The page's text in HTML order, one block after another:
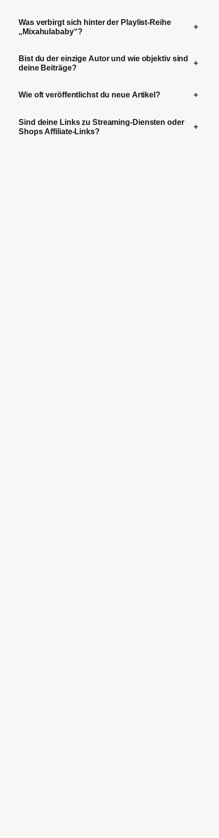
Was verbirgt sich hinter der Playlist-Reihe
„Mixahulababy“?
+
Bist du der einzige Autor und wie objektiv sind
deine Beiträge?
+
Wie oft veröffentlichst du neue Artikel? +
Sind deine Links zu Streaming-Diensten oder
Shops Affiliate-Links?
+